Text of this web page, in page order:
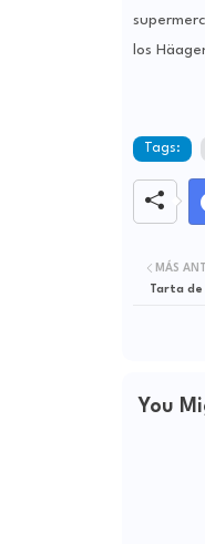
los
Tags:
MÁS
Tarta
You